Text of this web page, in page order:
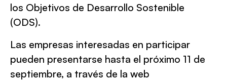
los Objetivos de Desarrollo Sostenible
(ODS).
Las empresas interesadas en participar
pueden presentarse hasta el próximo 11 de
septiembre, a través de la web